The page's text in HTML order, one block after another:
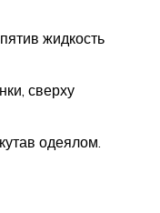
жидкость
сверху
одеялом.